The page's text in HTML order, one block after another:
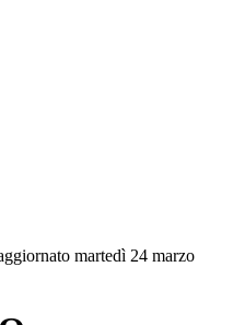
martedì 24 marzo